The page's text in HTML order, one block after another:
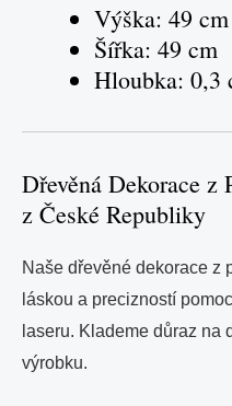
Výška: 49 cm
Šířka: 49 cm
Hloubka: 0,3
Dřevěná Dekorace z
z České Republiky
Naše dřevěné dekorace z
láskou a precizností
laseru. Klademe důraz na
výrobku.